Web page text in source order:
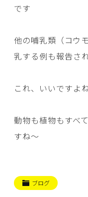
です
他の哺乳類（コウ
乳する例も報告さ
これ、いいですよ
動物も植物もすべ
すね～
ブログ